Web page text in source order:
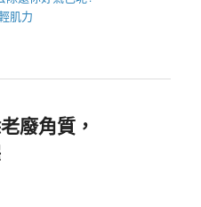
肌力
廢角質，